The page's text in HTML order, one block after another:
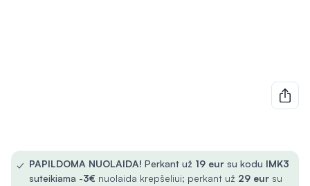
✓ PAPILDOMA NUOLAIDA! Perkant už 19 eur su kodu IMK3
suteikiama -3€ nuolaida krepšeliui; perkant už 29 eur su